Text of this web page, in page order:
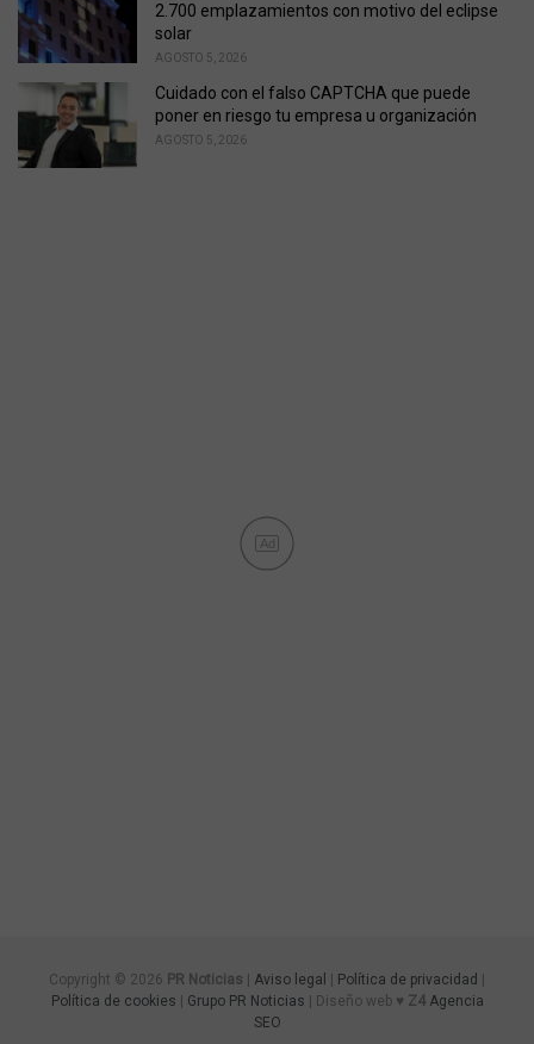
2.700 emplazamientos con motivo del eclipse
solar
AGOSTO 5, 2026
Cuidado con el falso CAPTCHA que puede
poner en riesgo tu empresa u organización
AGOSTO 5, 2026
Ad
Copyright © 2026 PR Noticias | Aviso legal | Política de privacidad |
Política de cookies | Grupo PR Noticias | Diseño web ♥ Z4 Agencia
SEO